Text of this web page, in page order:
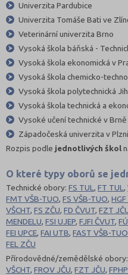
Univerzita Pardubice
Univerzita Tomáše Bati ve
Veterinární univerzita Brno
Vysoká škola báňská -
Vysoká škola ekonomická v
Vysoká škola chemicko-
Vysoká škola polytechnická
Vysoká škola technická a
Vysoké učení technické v Brně
Západočeská univerzita v Plzni
Rozpis podle jednotlivých škol
O které typy oborů se
Technické obory:FS TUL,FT TUL,
FMT VŠB-TUO,FS VŠB-TUO,
VŠCHT,FS ZČU,FD ČVUT,FZT
MENDELU,FSI UJEP,FJFI ČVUT,
FEI UPCE,FAI UTB,FAST VŠB-TUO
FEL ZČU
Přírodovědné/zemědělské
VŠCHT,FROV JČU,FZT JČU,